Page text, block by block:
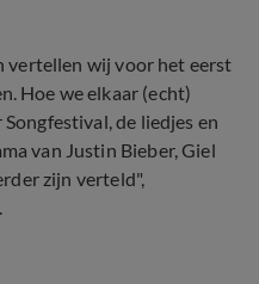
vertellen wij voor het eerst
Hoe we elkaar (echt)
de liedjes en
van Justin Bieber, Giel
zijn verteld",